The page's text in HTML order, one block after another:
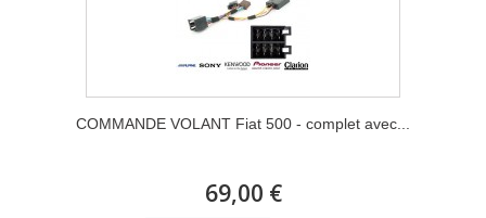
COMMANDE VOLANT Fiat 500 - complet avec...
69,00 €